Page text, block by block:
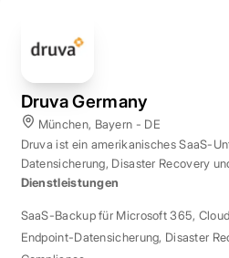
Druva Germany
München, Bayern - DE
Druva ist ein amerikanisches SaaS-
Datensicherung, Disaster Recovery
Dienstleistungen
SaaS-Backup für Microsoft 365,
Endpoint-Datensicherung, Disaster